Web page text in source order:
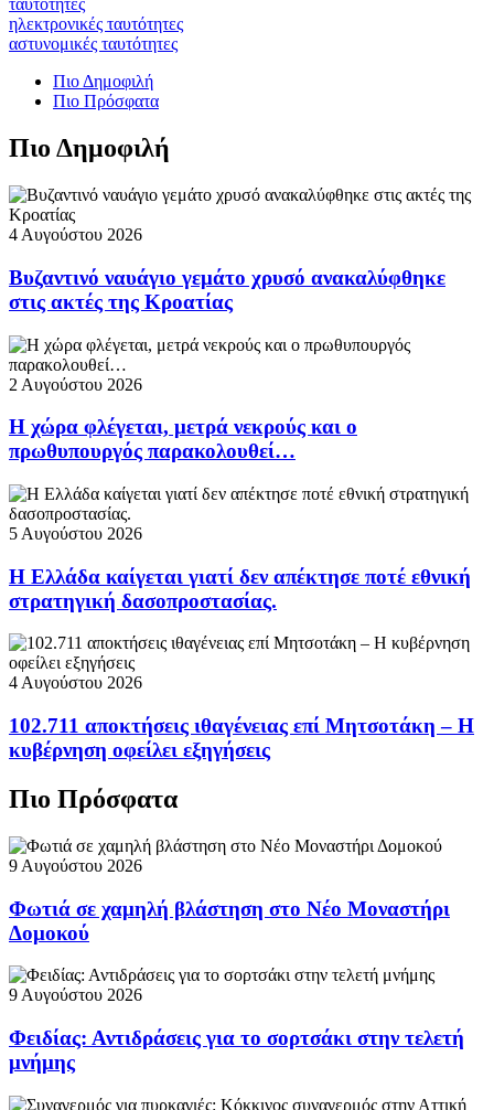
ταυτότητες
ηλεκτρονικές ταυτότητες
αστυνομικές ταυτότητες
Πιο Δημοφιλή
Πιο Πρόσφατα
Πιο Δημοφιλή
4 Αυγούστου 2026
Βυζαντινό ναυάγιο γεμάτο χρυσό ανακαλύφθηκε
στις ακτές της Κροατίας
2 Αυγούστου 2026
Η χώρα φλέγεται, μετρά νεκρούς και ο
πρωθυπουργός παρακολουθεί…
5 Αυγούστου 2026
Η Ελλάδα καίγεται γιατί δεν απέκτησε ποτέ εθνική
στρατηγική δασοπροστασίας.
4 Αυγούστου 2026
102.711 αποκτήσεις ιθαγένειας επί Μητσοτάκη – Η
κυβέρνηση οφείλει εξηγήσεις
Πιο Πρόσφατα
9 Αυγούστου 2026
Φωτιά σε χαμηλή βλάστηση στο Νέο Μοναστήρι
Δομοκού
9 Αυγούστου 2026
Φειδίας: Αντιδράσεις για το σορτσάκι στην τελετή
μνήμης